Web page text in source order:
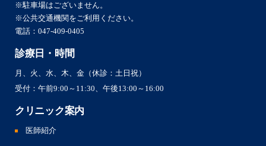
※駐車場はございません。
※公共交通機関をご利用ください。
電話： 047-409-0405
診療日・時間
月、火、水、木、金（休診：土日祝）
受付：午前9:00～11:30、午後13:00～16:00
クリニック案内
医師紹介